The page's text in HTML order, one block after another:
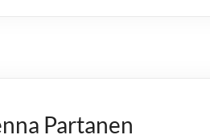
Partanen